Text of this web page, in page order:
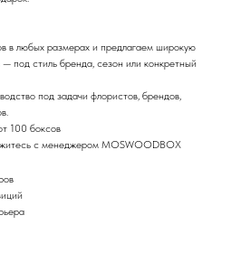
в любых размерах и предлагаем широкую
под стиль бренда, сезон или конкретный
под задачи флористов, брендов,
100 боксов
с менеджером MOSWOODBOX